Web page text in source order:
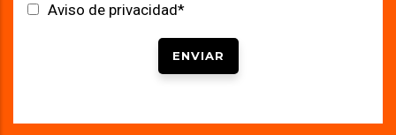
Aviso de privacidad*